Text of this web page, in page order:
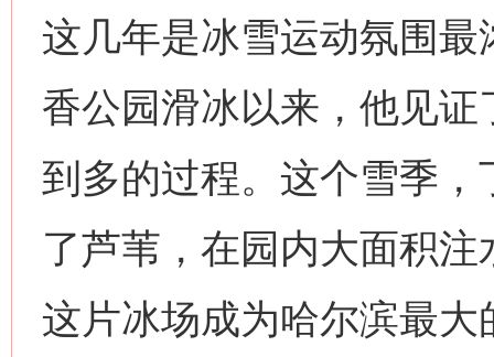
这几年是冰雪运动氛围
香公园滑冰以来，他见
到多的过程。这个雪季
了芦苇，在园内大面积
这片冰场成为哈尔滨最大